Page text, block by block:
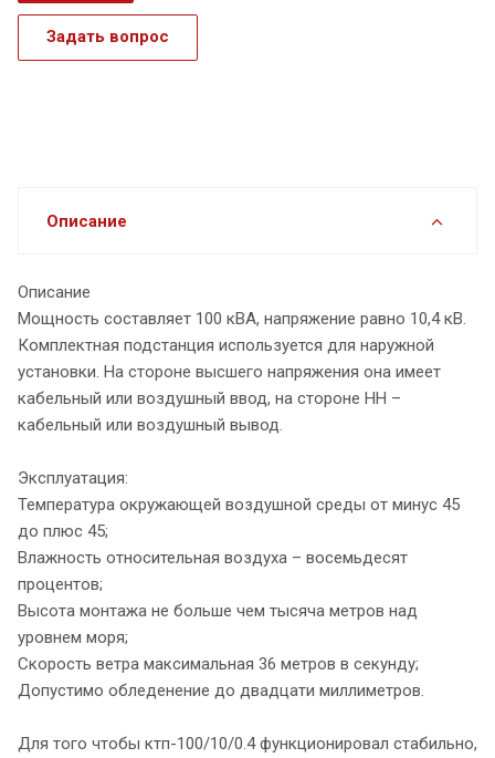
Задать вопрос
Описание
Описание
Мощность составляет 100 кВА, напряжение равно 10,4 кВ.
Комплектная подстанция используется для наружной
установки. На стороне высшего напряжения она имеет
кабельный или воздушный ввод, на стороне НН –
кабельный или воздушный вывод.
Эксплуатация:
Температура окружающей воздушной среды от минус 45
до плюс 45;
Влажность относительная воздуха – восемьдесят
процентов;
Высота монтажа не больше чем тысяча метров над
уровнем моря;
Скорость ветра максимальная 36 метров в секунду;
Допустимо обледенение до двадцати миллиметров.
Для того чтобы ктп-100/10/0.4 функционировал стабильно,